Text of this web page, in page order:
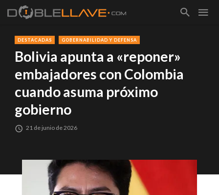
DESTACADAS GOBERNABILIDAD Y DEFENSA
Bolivia apunta a «reponer»
embajadores con Colombia
cuando asuma próximo
gobierno
21 de junio de 2026